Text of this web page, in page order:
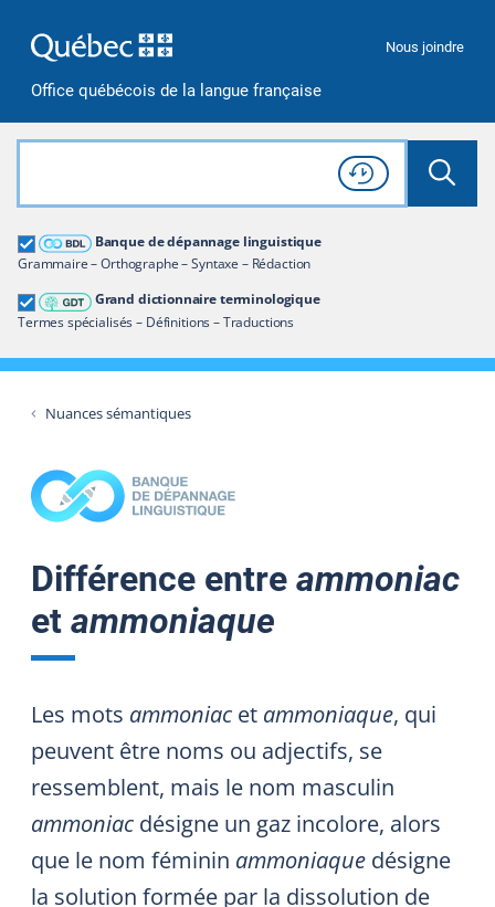
Office québécois de la langue française
Nous joindre
Rechercher dans tout le site
Lancer
Consulter l'
Historique
de recherche
Banque de dépannage linguistique
Grammaire – Orthographe – Syntaxe – Rédaction
Grand dictionnaire terminologique
Termes spécialisés – Définitions – Traductions
Grand dictionnaire terminologique
Restreindre aux termes
Nuances sémantiques
Différence entre ammoniac
et ammoniaque
Les mots ammoniac et ammoniaque, qui
peuvent être noms ou adjectifs, se
ressemblent, mais le nom masculin
ammoniac désigne un gaz incolore, alors
que le nom féminin ammoniaque désigne
la solution formée par la dissolution de